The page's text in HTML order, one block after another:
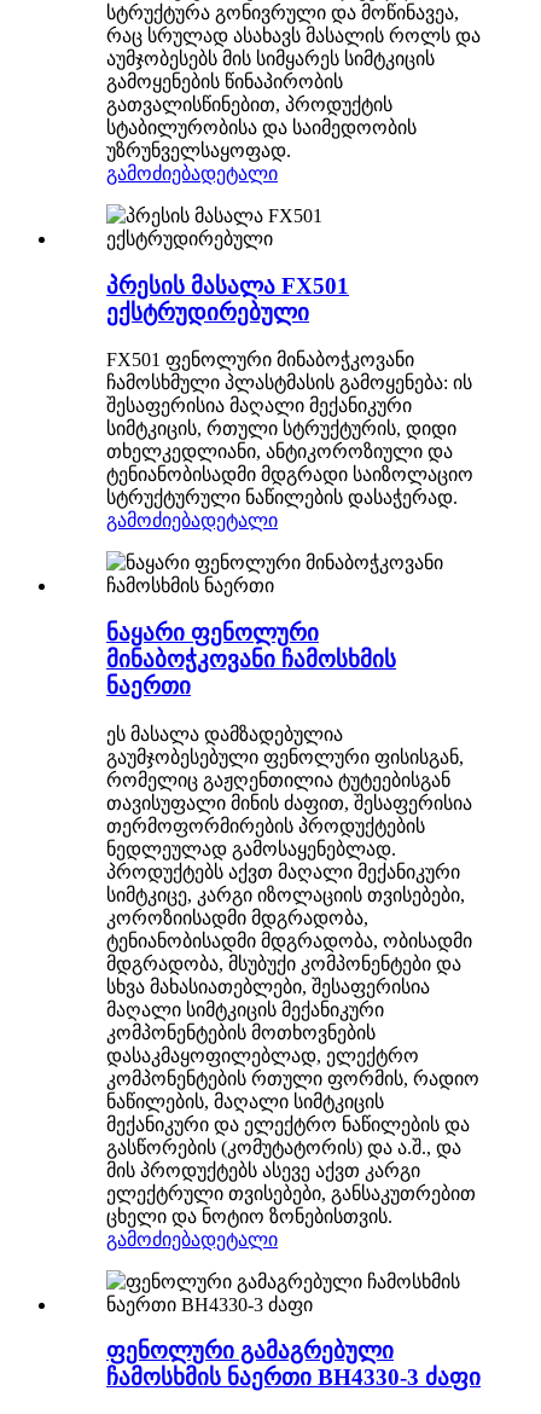
სტრუქტურა გონივრული და მოწინავეა,
რაც სრულად ასახავს მასალის როლს და
აუმჯობესებს მის სიმყარეს სიმტკიცის
გამოყენების წინაპირობის
გათვალისწინებით, პროდუქტის
სტაბილურობისა და საიმედოობის
უზრუნველსაყოფად.
გამოძიებადეტალი
პრესის მასალა FX501
ექსტრუდირებული
FX501 ფენოლური მინაბოჭკოვანი
ჩამოსხმული პლასტმასის გამოყენება: ის
შესაფერისია მაღალი მექანიკური
სიმტკიცის, რთული სტრუქტურის, დიდი
თხელკედლიანი, ანტიკოროზიული და
ტენიანობისადმი მდგრადი საიზოლაციო
სტრუქტურული ნაწილების დასაჭერად.
გამოძიებადეტალი
ნაყარი ფენოლური
მინაბოჭკოვანი ჩამოსხმის
ნაერთი
ეს მასალა დამზადებულია
გაუმჯობესებული ფენოლური ფისისგან,
რომელიც გაჟღენთილია ტუტეებისგან
თავისუფალი მინის ძაფით, შესაფერისია
თერმოფორმირების პროდუქტების
ნედლეულად გამოსაყენებლად.
პროდუქტებს აქვთ მაღალი მექანიკური
სიმტკიცე, კარგი იზოლაციის თვისებები,
კოროზიისადმი მდგრადობა,
ტენიანობისადმი მდგრადობა, ობისადმი
მდგრადობა, მსუბუქი კომპონენტები და
სხვა მახასიათებლები, შესაფერისია
მაღალი სიმტკიცის მექანიკური
კომპონენტების მოთხოვნების
დასაკმაყოფილებლად, ელექტრო
კომპონენტების რთული ფორმის, რადიო
ნაწილების, მაღალი სიმტკიცის
მექანიკური და ელექტრო ნაწილების და
გასწორების (კომუტატორის) და ა.შ., და
მის პროდუქტებს ასევე აქვთ კარგი
ელექტრული თვისებები, განსაკუთრებით
ცხელი და ნოტიო ზონებისთვის.
გამოძიებადეტალი
ფენოლური გამაგრებული
ჩამოსხმის ნაერთი BH4330-3 ძაფი